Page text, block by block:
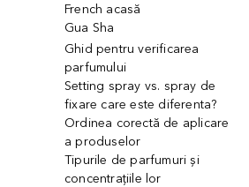
French acasă
Gua Sha
Ghid pentru verificarea
parfumului
Setting spray vs. spray de
fixare care este diferenta?
Ordinea corectă de aplicare
a produselor
Tipurile de parfumuri și
concentrațiile lor